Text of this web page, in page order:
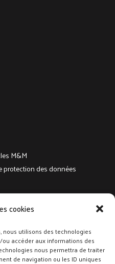
cookies
utilisons des technologies
accéder aux informations des
nous permettra de traiter
de navigation ou les ID uniques
M&M
protection des données